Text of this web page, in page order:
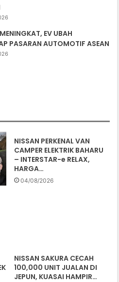
EV UBAH
PASARAN AUTOMOTIF ASEAN
NISSAN PERKENAL VAN
CAMPER ELEKTRIK BAHARU
– INTERSTAR-e RELAX,
HARGA…
04/08/2026
NISSAN SAKURA CECAH
100,000 UNIT JUALAN DI
JEPUN, KUASAI HAMPIR…